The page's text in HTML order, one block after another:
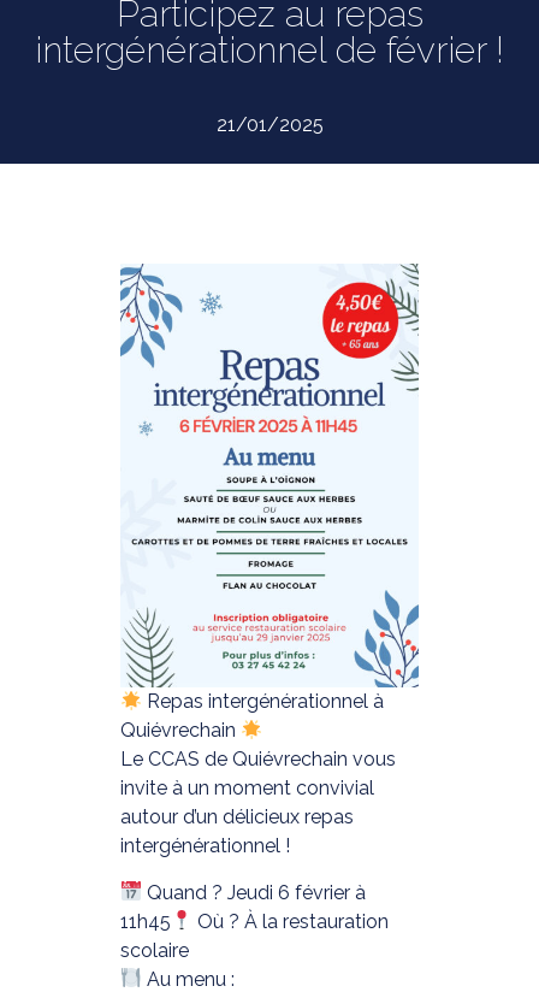
Participez au repas
intergénérationnel de février !
21/01/2025
Repas intergénérationnel à
Quiévrechain
Le CCAS de Quiévrechain vous
invite à un moment convivial
autour d’un délicieux repas
intergénérationnel !
Quand ? Jeudi 6 février à
11h45
Où ? À la restauration
scolaire
Au menu :